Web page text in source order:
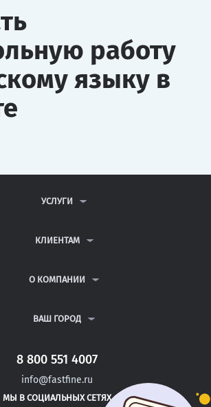
работу
языку в
УСЛУГИ
ДИПЛОМНЫЕ РАБОТЫ
РЕФЕРАТЫ
КЛИЕНТАМ
ВОПРОСЫ И ОТВЕТЫ
КОНФИДЕНЦИАЛЬНОСТИ
О КОМПАНИИ
КОНТАКТЫ
ВАШ ГОРОД
САНКТ-ПЕТЕРБУРГ
БАЛАКОВО
ЭНГЕЛЬС
8 800 551 4007
info@fastfine.ru
МЫ В СОЦИАЛЬНЫХ СЕТЯХ